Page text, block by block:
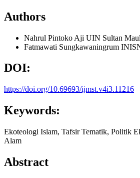
Authors
Nahrul Pintoko Aji UIN Sultan
Fatmawati Sungkawaningrum
DOI:
https://doi.org/10.69693/ijmst.v4i3.11216
Keywords:
Ekoteologi Islam, Tafsir Tematik, Politik
Alam
Abstract